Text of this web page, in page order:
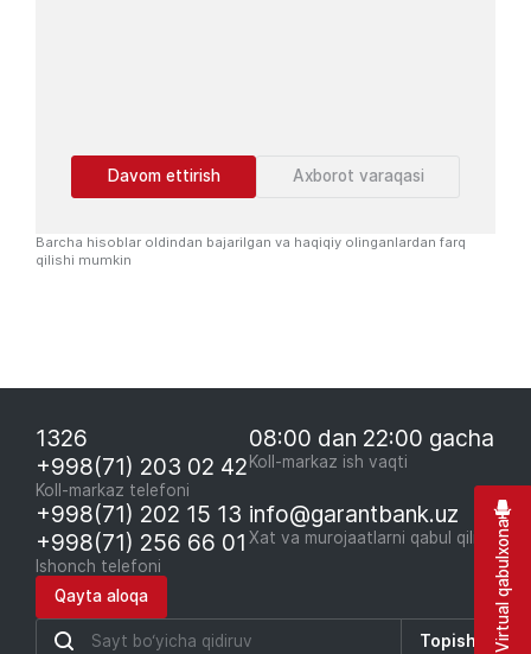
Davom ettirish Axborot varaqasi
Barcha hisoblar oldindan bajarilgan va haqiqiy olinganlardan farq
qilishi mumkin
1326
+998(71) 203 02 42
Koll-markaz telefoni
08:00 dan 22:00 gacha
Koll-markaz ish vaqti
+998(71) 202 15 13
+998(71) 256 66 01
Ishonch telefoni
info@garantbank.uz
Xat va murojaatlarni qabul qilish
Qayta aloqa
Topish
Virtual qabulxona